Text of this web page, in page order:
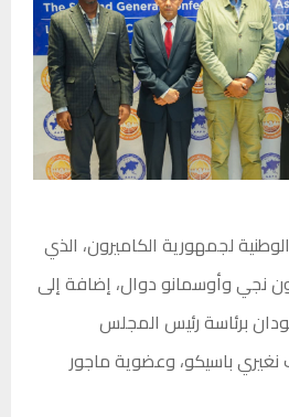
لجمهورية الكاميرون، الذي
نجي وأوسمانو دوال، إضافة إلى
برئاسة رئيس المجلس
باسيكو، وعضوية ماجور